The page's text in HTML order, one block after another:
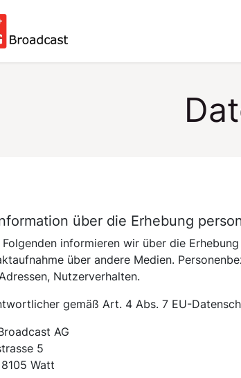
über die Erhebung
Folgenden informieren wir über die
über andere Medien.
Nutzerverhalten.
gemäß Art. 4 Abs. 7 EU-
AG
5
Watt